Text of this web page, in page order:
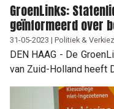
GroenLinks:
geïnformeerd over
31-05-2023 | Politiek &
DEN HAAG - De
van Zuid-Holland heeft